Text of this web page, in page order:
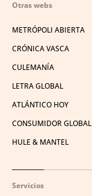
Otras webs
METRÓPOLI ABIERTA
CRÓNICA VASCA
CULEMANÍA
LETRA GLOBAL
ATLÁNTICO HOY
CONSUMIDOR GLOBAL
HULE & MANTEL
Servicios